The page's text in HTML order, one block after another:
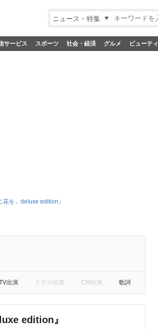
ニュース・特集
サービス スポーツ 社会・経済 グルメ ビューティ
花を」deluxe edition』
出演 ドラマ出演 CM出演 歌詞
edition』